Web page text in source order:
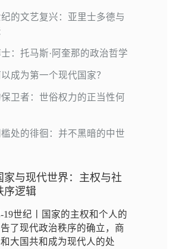
的文艺复兴：亚里士多德与
：托马斯·阿奎那的政治哲学
成为第一个现代国家？
卫者：世俗权力的正当性何
处的徘徊：并不黑暗的中世
家与现代世界：主权与社
序逻辑
19世纪丨国家的主权和个人的
了现代政治秩序的确立，商
大国共和成为现代人的处